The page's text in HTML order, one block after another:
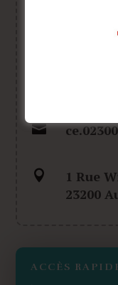


1 Rue
23200
ACCÈS